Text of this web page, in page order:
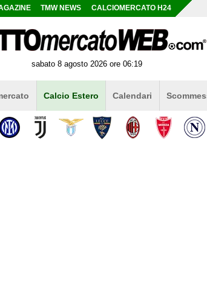
TMW NEWS CALCIOMERCATO H24
sabato 8 agosto 2026 ore 06:19
Calcio Estero Calendari